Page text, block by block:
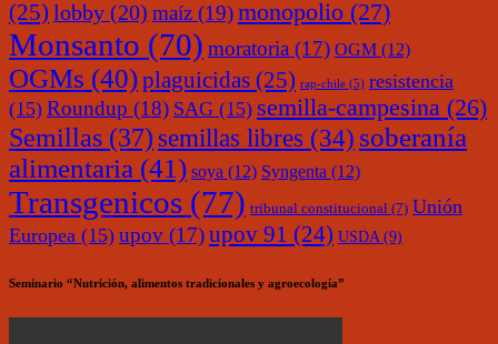
(25) lobby (20) maíz (19)monopolio (27)
Monsanto (70) moratoria (17) OGM (12)
OGMs (40)plaguicidas (25) rap-chile (5) resistencia
(15) Roundup (18) SAG (15) semilla-campesina (26)
Semillas (37) semillas libres (34) soberanía
alimentaria (41) soya (12) Syngenta (12)
Transgenicos (77) tribunal constitucional (7) Unión
Europea (15) upov (17)upov 91 (24) USDA (9)
Seminario “Nutrición, alimentos tradicionales y agroecología”